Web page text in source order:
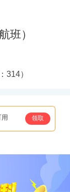
班）
314）
领取